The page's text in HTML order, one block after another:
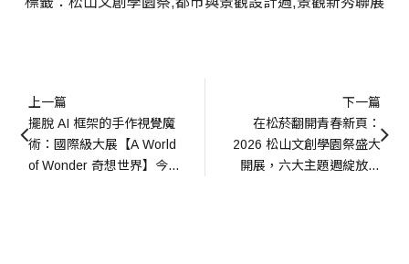
上一篇
擺脫 AI 框架的手作視覺魔
術：國際級大展【A World
of Wonder 奇想世界】今夏
下一篇
在松菸翻開青春新頁：
2026 松山文創學園祭盛大
開展，六大主題週綻放新